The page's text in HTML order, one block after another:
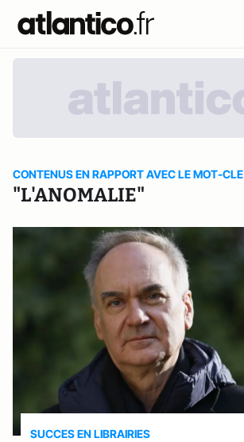
CONTENUS EN RAPPORT AVEC LE MOT-CLE
"L'ANOMALIE"
SUCCES EN LIBRAIRIES